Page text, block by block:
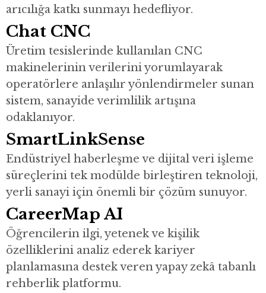
arıcılığa katkı sunmayı hedefliyor.
Chat CNC
Üretim tesislerinde kullanılan CNC
makinelerinin verilerini yorumlayarak
operatörlere anlaşılır yönlendirmeler sunan
sistem, sanayide verimlilik artışına
odaklanıyor.
SmartLinkSense
Endüstriyel haberleşme ve dijital veri işleme
süreçlerini tek modülde birleştiren teknoloji,
yerli sanayi için önemli bir çözüm sunuyor.
CareerMap AI
Öğrencilerin ilgi, yetenek ve kişilik
özelliklerini analiz ederek kariyer
planlamasına destek veren yapay zekâ tabanlı
rehberlik platformu.